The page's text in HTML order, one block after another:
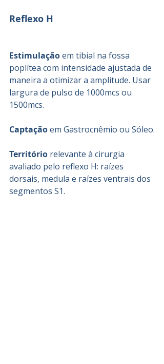
Reflexo H
Estimulação em tibial na fossa
poplítea com intensidade ajustada de
maneira a otimizar a amplitude. Usar
largura de pulso de 1000mcs ou
1500mcs.
Captação em Gastrocnêmio ou Sóleo.
Território relevante à cirurgia
avaliado pelo reflexo H: raízes
dorsais, medula e raízes ventrais dos
segmentos S1.